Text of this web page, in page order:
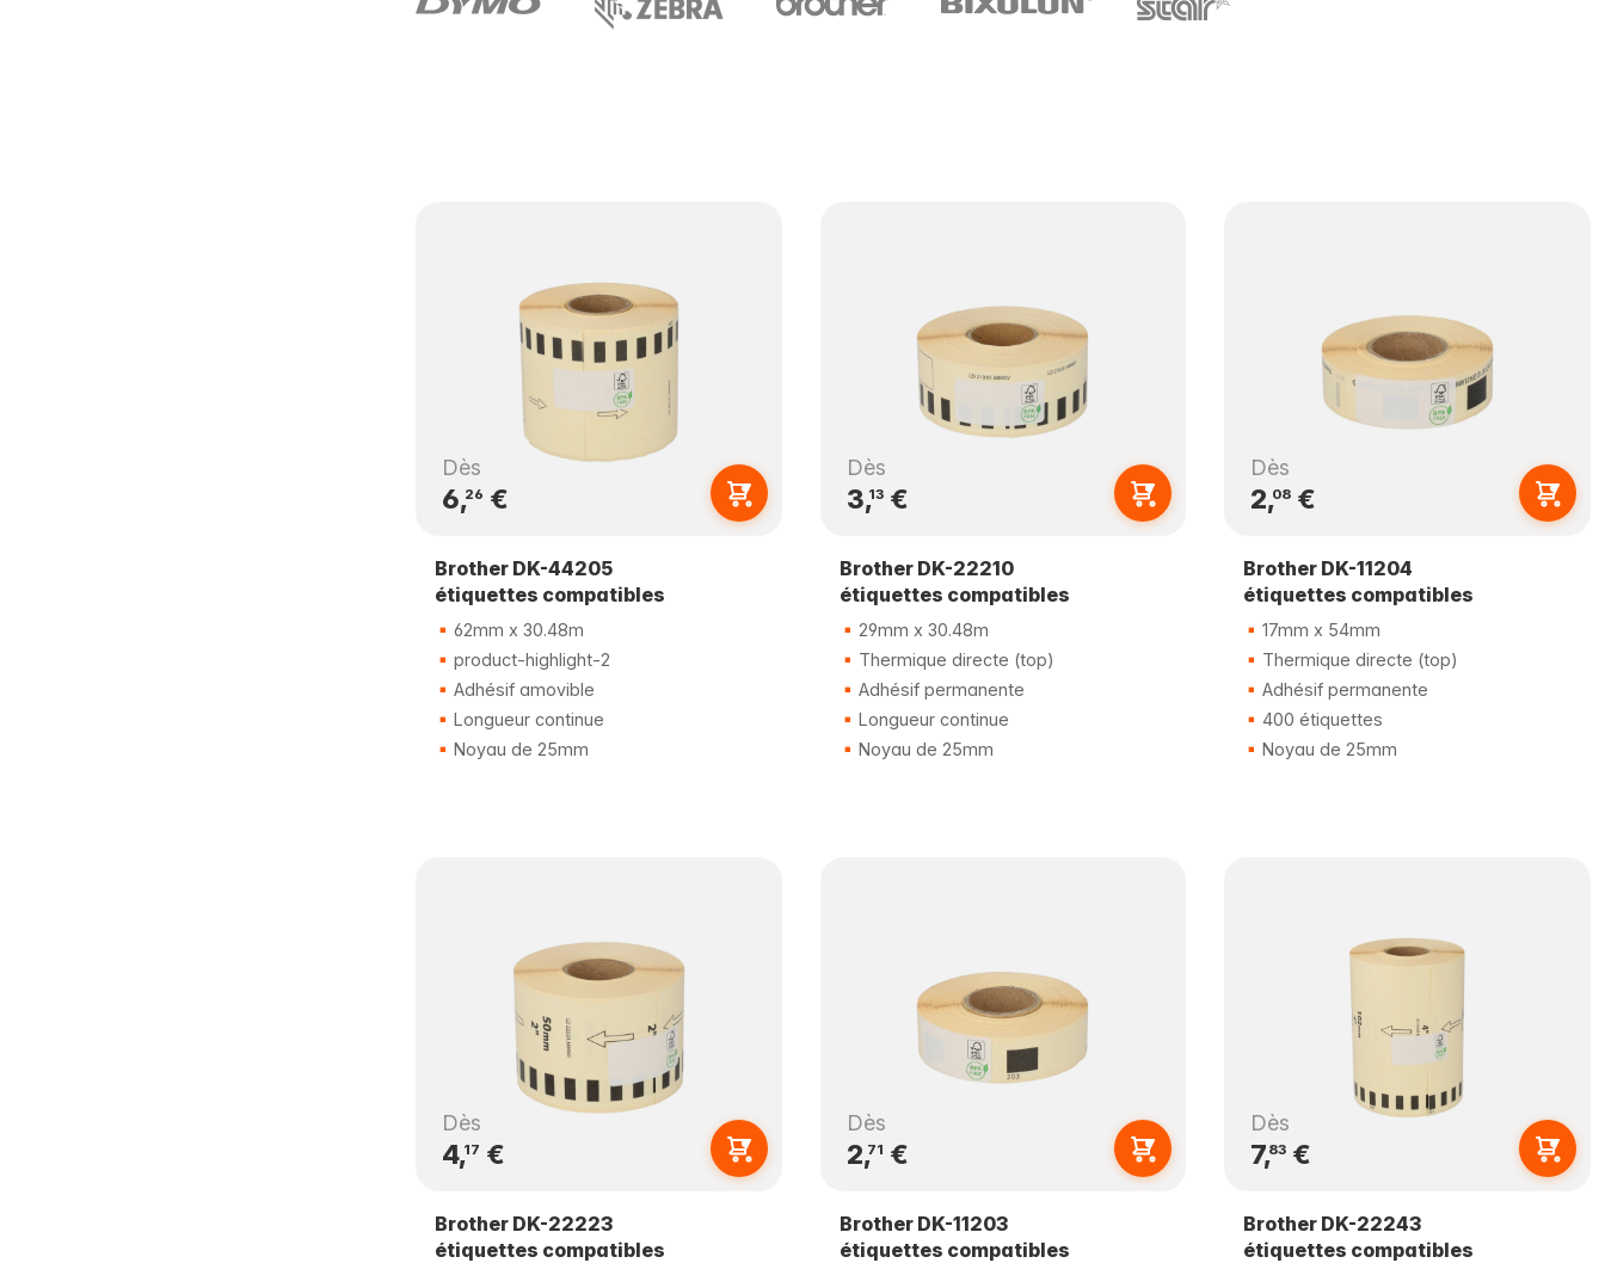
Dès
6,26 €
Brother DK-44205
étiquettes compatibles
62mm x 30.48m
product-highlight-2
Adhésif amovible
Longueur continue
Noyau de 25mm
Dès
3,13 €
Brother DK-22210
étiquettes compatibles
29mm x 30.48m
Thermique directe (top)
Adhésif permanente
Longueur continue
Noyau de 25mm
Dès
2,08€
Brother DK-11204
étiquettes compatibles
17mm x 54mm
Thermique directe (top)
Adhésif permanente
400 étiquettes
Noyau de 25mm
Dès
4,17 €
Brother DK-22223
étiquettes compatibles
Dès
2,71 €
Brother DK-11203
étiquettes compatibles
Dès
7,83€
Brother DK-22243
étiquettes compatibles